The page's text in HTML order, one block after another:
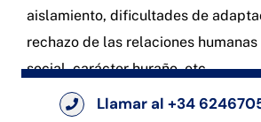
aislamiento, dificultades de
rechazo de las relaciones
social, carácter huraño, etc.
3. Alguna enfermedad mental. En
Llamar al +34